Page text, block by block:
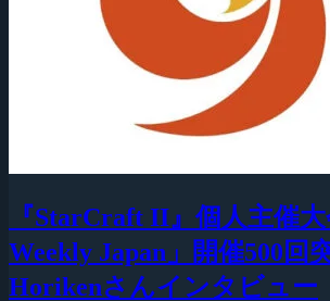
『StarCraft II』個人主催
Weekly Japan」開催500回
Horikenさんインタビュー